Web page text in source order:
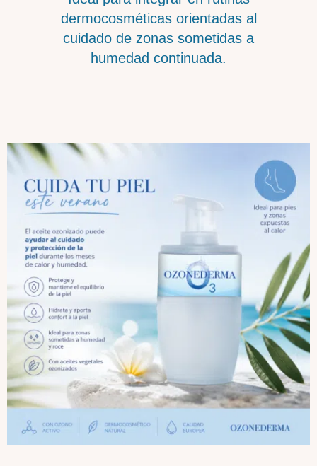
dermocosméticas orientadas al
cuidado de zonas sometidas a
humedad continuada.